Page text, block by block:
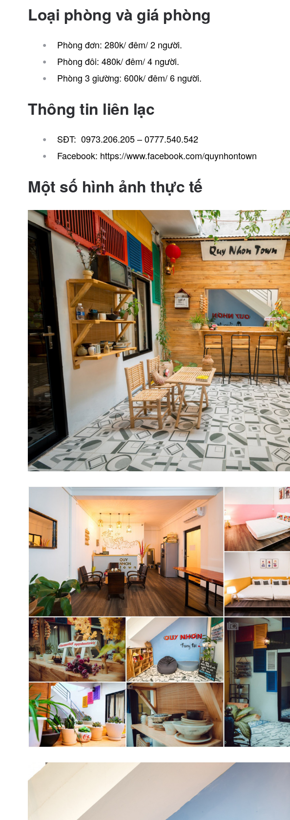
Loại phòng và giá phòng
Phòng đơn: 280k/ đêm/ 2 người.
Phòng đôi: 480k/ đêm/ 4 người.
Phòng 3 giường: 600k/ đêm/ 6 người.
Thông tin liên lạc
SĐT: 0973.206.205 – 0777.540.542
Facebook: https://www.facebook.com/quynhontown
Một số hình ảnh thực tế